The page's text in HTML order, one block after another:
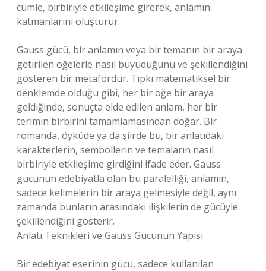
cümle, birbiriyle etkileşime girerek, anlamın
katmanlarını oluşturur.
Gauss gücü, bir anlamın veya bir temanın bir araya
getirilen öğelerle nasıl büyüdüğünü ve şekillendiğini
gösteren bir metafordur. Tıpkı matematiksel bir
denklemde olduğu gibi, her bir öğe bir araya
geldiğinde, sonuçta elde edilen anlam, her bir
terimin birbirini tamamlamasından doğar. Bir
romanda, öyküde ya da şiirde bu, bir anlatıdaki
karakterlerin, sembollerin ve temaların nasıl
birbiriyle etkileşime girdiğini ifade eder. Gauss
gücünün edebiyatla olan bu paralelliği, anlamın,
sadece kelimelerin bir araya gelmesiyle değil, aynı
zamanda bunların arasındaki ilişkilerin de gücüyle
şekillendiğini gösterir.
Anlatı Teknikleri ve Gauss Gücünün Yapısı
Bir edebiyat eserinin gücü, sadece kullanılan